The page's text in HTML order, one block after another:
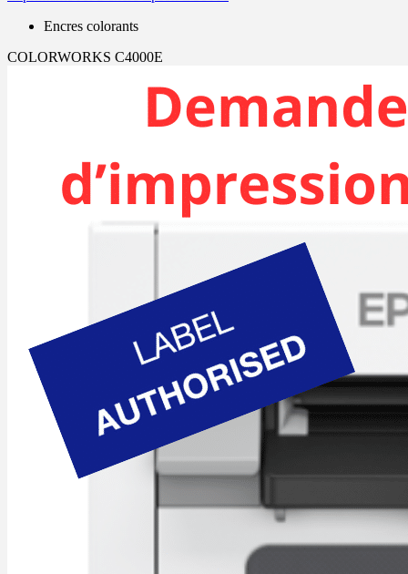
Encres colorants
COLORWORKS C4000E